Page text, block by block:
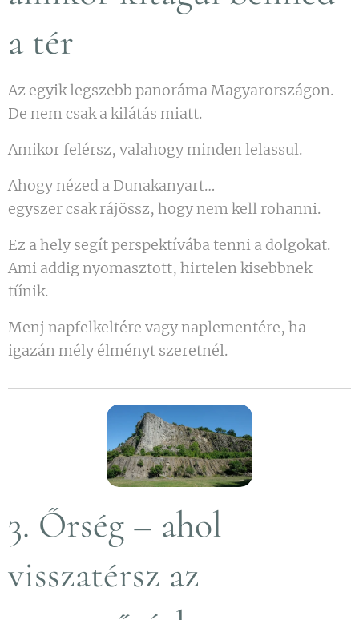
a tér
Az egyik legszebb panoráma Magyarországon.
De nem csak a kilátás miatt.
Amikor felérsz, valahogy minden lelassul.
Ahogy nézed a Dunakanyart…
egyszer csak rájössz, hogy nem kell rohanni.
Ez a hely segít perspektívába tenni a dolgokat.
Ami addig nyomasztott, hirtelen kisebbnek
tűnik.
Menj napfelkeltére vagy naplementére, ha
igazán mély élményt szeretnél.
3. Őrség – ahol
visszatérsz az